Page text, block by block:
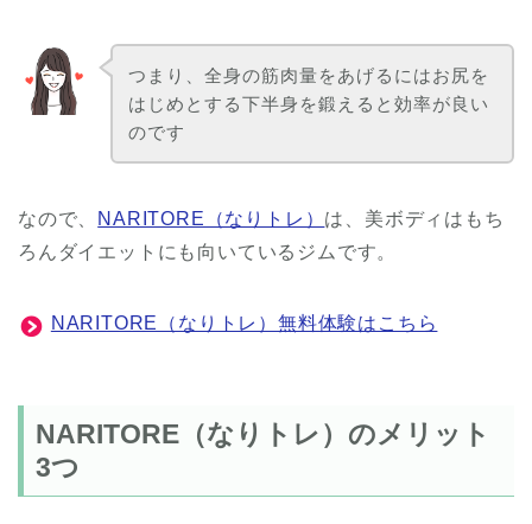
つまり、全身の筋肉量をあげるにはお尻を
はじめとする下半身を鍛えると効率が良い
のです
なので、 NARITORE（なりトレ） は、美ボディはもち
ろんダイエットにも向いているジムです。
NARITORE（なりトレ）無料体験はこちら
NARITORE（なりトレ）のメリット
3つ